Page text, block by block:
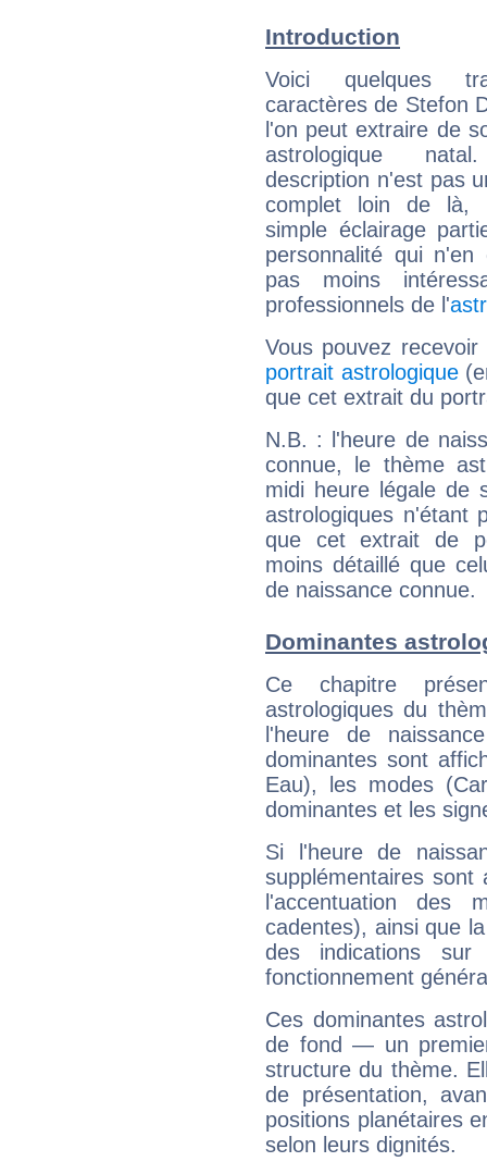
Introduction
Voici quelques
caractères de Stefon
l'on peut extraire de
astrologique
description n'est pas
complet loin de là,
simple éclairage
personnalité qui n'en
pas moins
professionnels de l'
Vous pouvez
portrait astrologique
que cet extrait du
N.B. : l'heure de
connue, le thème
midi heure légale de
astrologiques n'étant
que cet extrait de
moins détaillé que
de naissance connue.
Dominantes
Ce chapitre
astrologiques du
l'heure de
dominantes sont
Eau), les modes
dominantes et les
Si l'heure de
supplémentaires sont
l'accentuation des
cadentes), ainsi que
des indications sur
fonctionnement
Ces dominantes
de fond — un
structure du thème.
de présentation,
positions planétaires
selon leurs dignités.